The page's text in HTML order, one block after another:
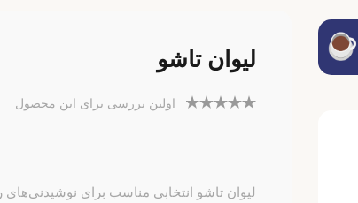
لیوان تاشو
اولین بررسی برای این محصول
لیوان تاشو انتخابی مناسب برای